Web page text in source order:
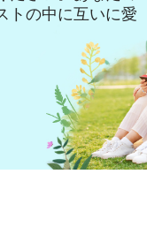
な口調でこう
持つ全ての人
を狂信者の書
販売すら禁止
トの中に互いに愛